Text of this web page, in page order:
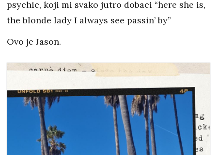
psychic, koji mi svako jutro dobaci “here she is,
the blonde lady I always see passin’ by”
Ovo je Jason.